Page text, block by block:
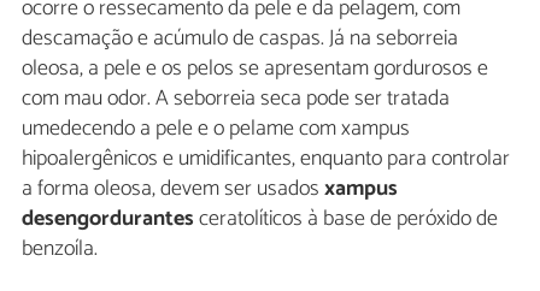
ocorre o ressecamento da pele e da pelagem, com
descamação e acúmulo de caspas. Já na seborreia
oleosa, a pele e os pelos se apresentam gordurosos e
com mau odor. A seborreia seca pode ser tratada
umedecendo a pele e o pelame com xampus
hipoalergênicos e umidificantes, enquanto para controlar
a forma oleosa, devem ser usadosxampus
desengordurantesceratolíticos à base de peróxido de
benzoíla.